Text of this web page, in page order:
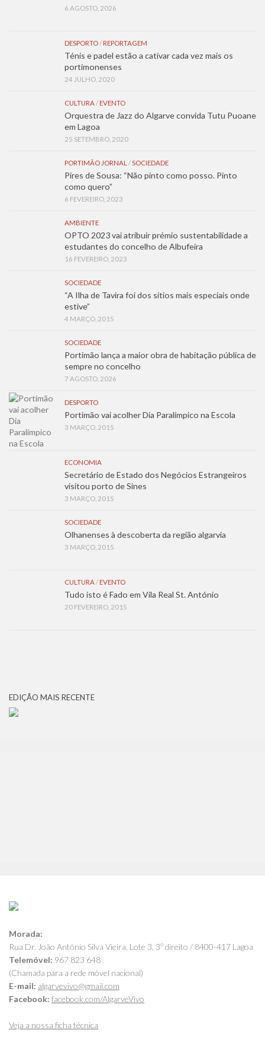
6 AGOSTO, 2026
DESPORTO/ REPORTAGEM
Ténis e padel estão a cativar cada vez mais os
portimonenses
24 JULHO, 2020
CULTURA/ EVENTO
Orquestra de Jazz do Algarve convida Tutu Puoane
em Lagoa
25 SETEMBRO, 2020
PORTIMÃO JORNAL /SOCIEDADE
Pires de Sousa: “Não pinto como posso. Pinto
como quero”
6 FEVEREIRO, 2023
AMBIENTE
OPTO 2023 vai atribuir prémio sustentabilidade a
estudantes do concelho de Albufeira
16 FEVEREIRO, 2023
SOCIEDADE
“A Ilha de Tavira foi dos sítios mais especiais onde
estive”
4 MARÇO, 2015
SOCIEDADE
Portimão lança a maior obra de habitação pública de
sempre no concelho
7 AGOSTO, 2026
DESPORTO
Portimão vai acolher Dia Paralímpico na Escola
3 MARÇO, 2015
ECONOMIA
Secretário de Estado dos Negócios Estrangeiros
visitou porto de Sines
3 MARÇO, 2015
SOCIEDADE
Olhanenses à descoberta da região algarvia
3 MARÇO, 2015
CULTURA/ EVENTO
Tudo isto é Fado em Vila Real St. António
20 FEVEREIRO, 2015
EDIÇÃO MAIS RECENTE
Morada:
Rua Dr. João António Silva Vieira, Lote 3, 3º direito / 8400-417 Lagoa
Telemóvel: 967 823 648
(Chamada para a rede móvel nacional)
E-mail: algarvevivo@gmail.com
Facebook: facebook.com/AlgarveVivo
Veja a nossa ficha técnica